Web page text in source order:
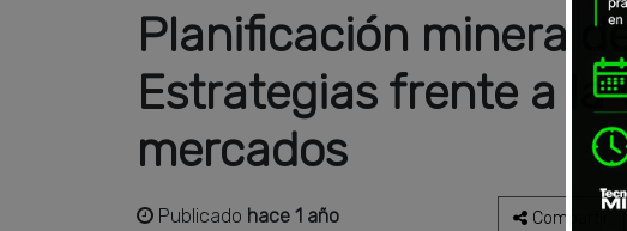
Planificación minera
Estrategias frente a la
mercados
Publicado hace 1 año Compartir